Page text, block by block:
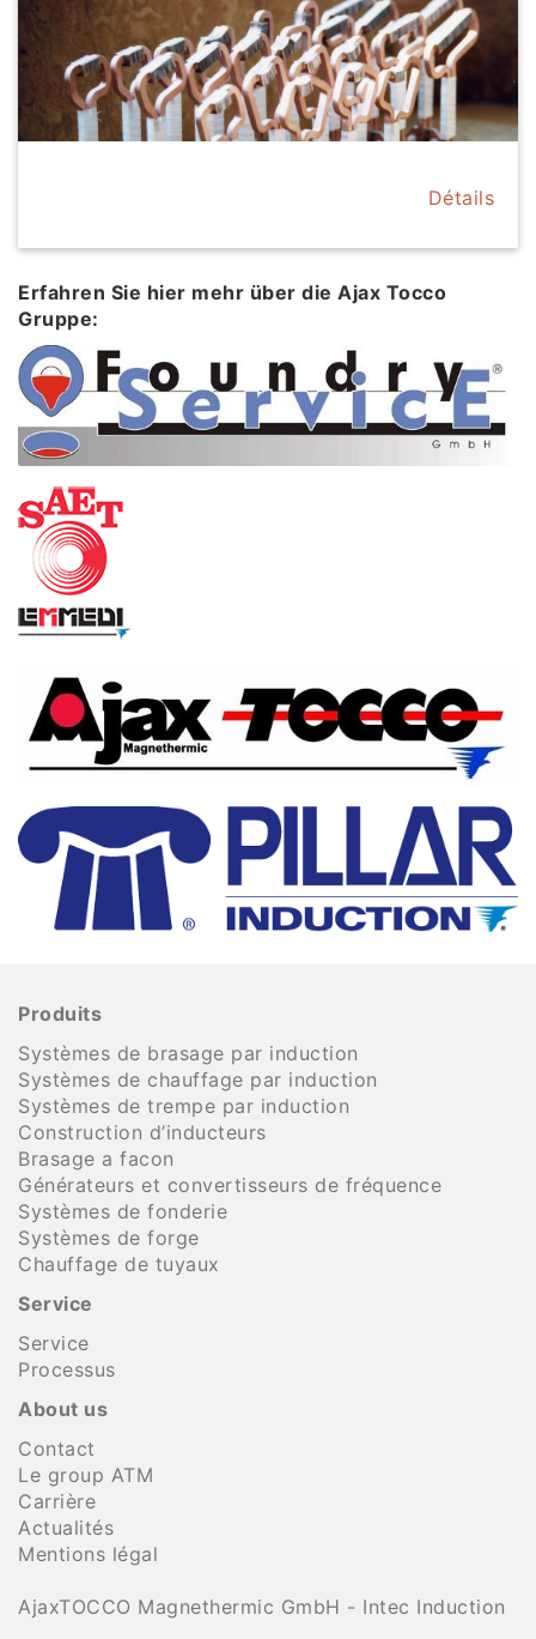
Détails
Erfahren Sie hier mehr über die Ajax Tocco
Gruppe:
Produits
Systèmes de brasage par induction
Systèmes de chauffage par induction
Systèmes de trempe par induction
Construction d’inducteurs
Brasage a facon
Générateurs et convertisseurs de fréquence
Systèmes de fonderie
Systèmes de forge
Chauffage de tuyaux
Service
Service
Processus
About us
Contact
Le group ATM
Carrière
Actualités
Mentions légal
AjaxTOCCO Magnethermic GmbH - Intec Induction